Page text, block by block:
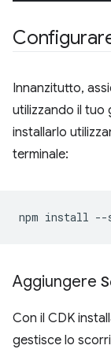
Innanzitutto,
utilizzando il
installarlo
terminale:
npm install --
Aggiungere
Con il CDK
gestisce lo